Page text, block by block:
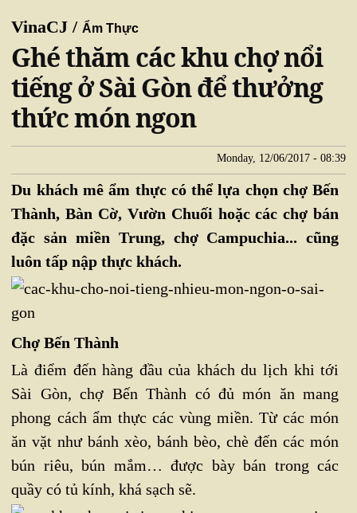
VinaCJ /Ẩm Thực
Ghé thăm các khu chợ nổi
tiếng ở Sài Gòn để thưởng
thức món ngon
Monday, 12/06/2017 - 08:39
Du khách mê ẩm thực có thể lựa chọn chợ Bến
Thành, Bàn Cờ, Vườn Chuối hoặc các chợ bán
đặc sản miền Trung, chợ Campuchia... cũng
luôn tấp nập thực khách.
Chợ Bến Thành
Là điểm đến hàng đầu của khách du lịch khi tới
Sài Gòn, chợ Bến Thành có đủ món ăn mang
phong cách ẩm thực các vùng miền. Từ các món
ăn vặt như bánh xèo, bánh bèo, chè đến các món
bún riêu, bún mắm… được bày bán trong các
quầy có tủ kính, khá sạch sẽ.